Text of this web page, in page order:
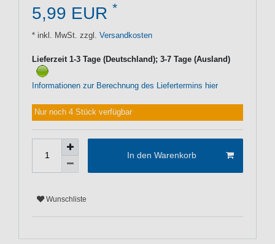
5,99 EUR *
* inkl. MwSt. zzgl. Versandkosten
Lieferzeit 1-3 Tage (Deutschland); 3-7 Tage (Ausland)
Informationen zur Berechnung des Liefertermins hier
Nur noch 4 Stück verfügbar
In den Warenkorb
Wunschliste